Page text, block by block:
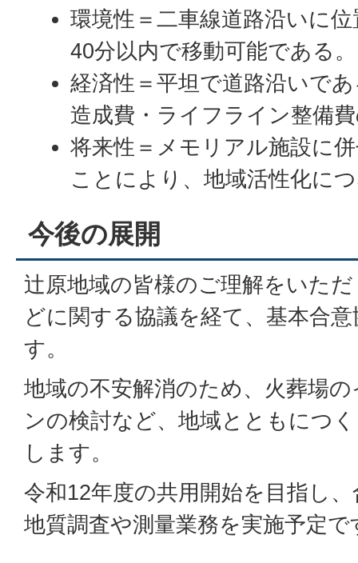
環境性＝二車線道路沿いに
40分以内で移動可能である。
経済性＝平坦で道路沿いで
造成費・ライフライン整備
将来性＝メモリアル施設に
ことにより、地域活性化に
今後の展開
辻原地域の皆様のご理解をいた
どに関する協議を経て、基本合
す。
地域の不安解消のため、火葬場
ンの検討など、地域とともにつ
します。
令和12年度の共用開始を目指し
地質調査や測量業務を実施予定で